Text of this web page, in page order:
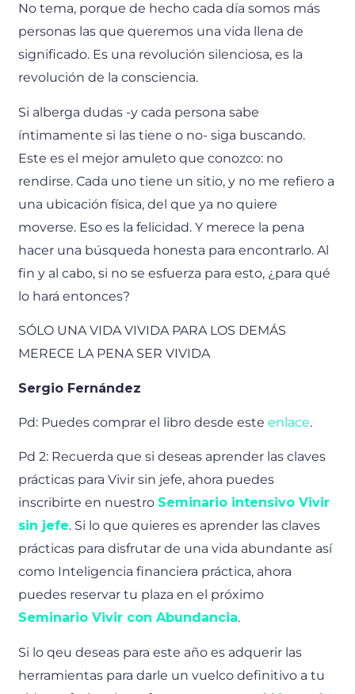
No tema, porque de hecho cada día somos más
personas las que queremos una vida llena de
significado. Es una revolución silenciosa, es la
revolución de la consciencia.
Si alberga dudas -y cada persona sabe
íntimamente si las tiene o no- siga buscando.
Este es el mejor amuleto que conozco: no
rendirse. Cada uno tiene un sitio, y no me refiero a
una ubicación física, del que ya no quiere
moverse. Eso es la felicidad. Y merece la pena
hacer una búsqueda honesta para encontrarlo. Al
fin y al cabo, si no se esfuerza para esto, ¿para qué
lo hará entonces?
SÓLO UNA VIDA VIVIDA PARA LOS DEMÁS
MERECE LA PENA SER VIVIDA
Sergio Fernández
Pd: Puedes comprar el libro desde esteenlace.
Pd 2: Recuerda que si deseas aprender las claves
prácticas para Vivir sin jefe, ahora puedes
inscribirte en nuestro Seminario intensivo Vivir
sin jefe. Si lo que quieres es aprender las claves
prácticas para disfrutar de una vida abundante así
como Inteligencia financiera práctica, ahora
puedes reservar tu plaza en el próximo
Seminario Vivir con Abundancia.
Si lo qeu deseas para este año es adquerir las
herramientas para darle un vuelco definitivo a tu